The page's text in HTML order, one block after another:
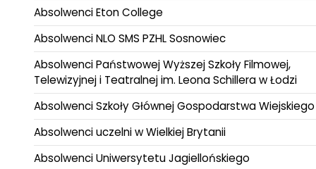
Absolwenci Eton College
Absolwenci NLO SMS PZHL Sosnowiec
Absolwenci Państwowej Wyższej Szkoły Filmowej,
Telewizyjnej i Teatralnej im. Leona Schillera w Łodzi
Absolwenci Szkoły Głównej Gospodarstwa Wiejskiego
Absolwenci uczelni w Wielkiej Brytanii
Absolwenci Uniwersytetu Jagiellońskiego